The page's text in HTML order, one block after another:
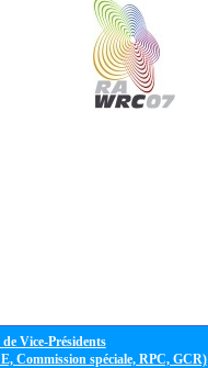
Vice-Présidents
Commission spéciale, RPC, GCR)